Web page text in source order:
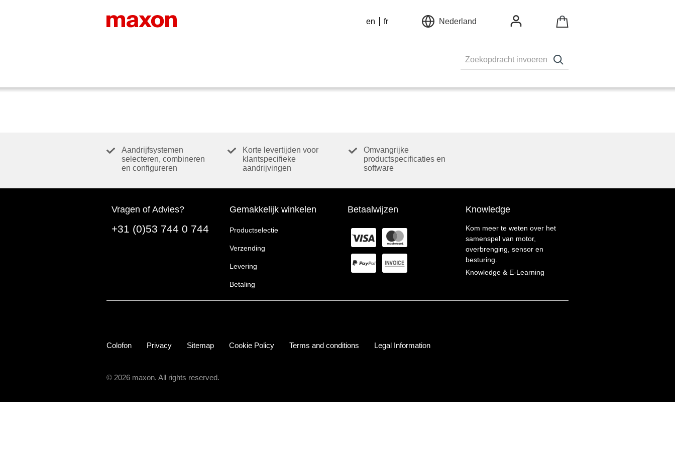
en fr Nederland
Aandrijfsystemen
selecteren, combineren
en configureren
Korte levertijden voor
klantspecifieke
aandrijvingen
Omvangrijke
productspecificaties en
software
Vragen of Advies?
+31 (0)53 744 0 744
Gemakkelijk winkelen
Productselectie
Verzending
Levering
Betaling
Betaalwijzen Knowledge
Kom meer te weten over het
samenspel van motor,
overbrenging, sensor en
besturing.
Knowledge & E-Learning
Colofon Privacy Sitemap Cookie Policy Terms and conditions Legal Information
© 2026 maxon. All rights reserved.